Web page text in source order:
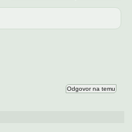
Odgovor na temu